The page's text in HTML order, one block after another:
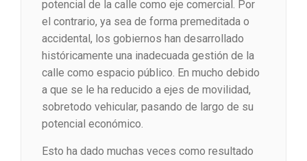
potencial de la calle como eje comercial. Por
el contrario, ya sea de forma premeditada o
accidental, los gobiernos han desarrollado
históricamente una inadecuada gestión de la
calle como espacio público. En mucho debido
a que se le ha reducido a ejes de movilidad,
sobretodo vehicular, pasando de largo de su
potencial económico.
Esto ha dado muchas veces como resultado